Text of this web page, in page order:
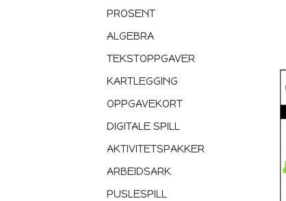
PROSENT
ALGEBRA
TEKSTOPPGAVER
KARTLEGGING
OPPGAVEKORT
DIGITALE SPILL
AKTIVITETSPAKKER
ARBEIDSARK
PUSLESPILL